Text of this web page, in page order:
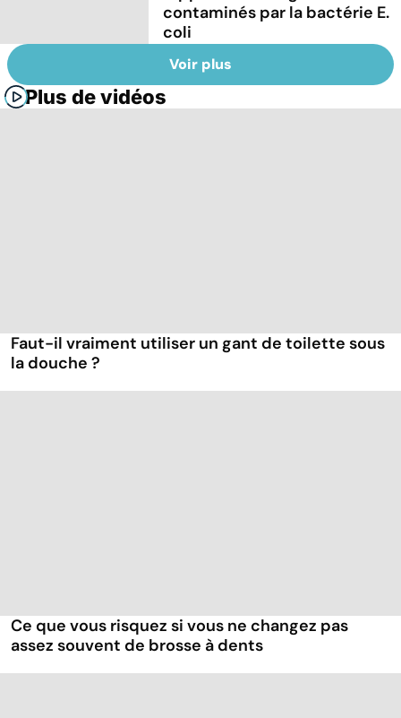
contaminés par la bactérie E.
coli
Voir plus
Plus de vidéos
Faut-il vraiment utiliser un gant de toilette sous
la douche ?
Ce que vous risquez si vous ne changez pas
assez souvent de brosse à dents